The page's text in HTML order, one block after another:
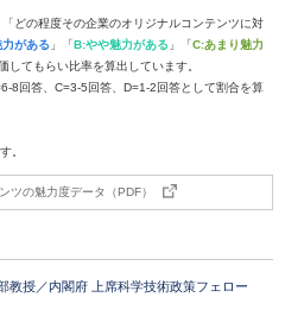
どの程度その企業のオリジナルコンテンツに対
がある 」「B:やや魅力がある 」「C:あまり魅力
してもらい比率を算出しています。
8回答、C=3-5回答、D=1-2回答として割合を算
。
ツの魅力度データ（PDF）
教授／内閣府 上席科学技術政策フェロー